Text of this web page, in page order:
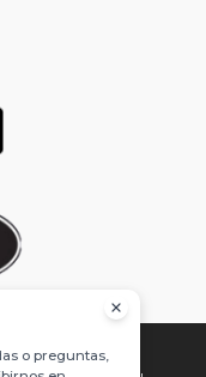
o preguntas,